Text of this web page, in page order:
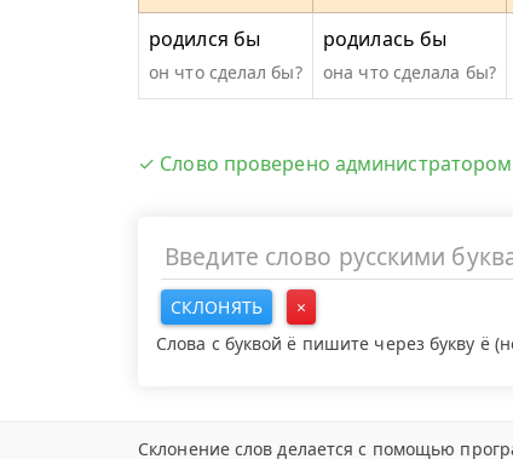
родился бы
он что сделал бы?
родилась бы
она что сделала бы?
✓ Слово проверено
СКЛОНЯТЬ
×
Слова с буквой ё пишите через букву
Склонение слов делается с помощью